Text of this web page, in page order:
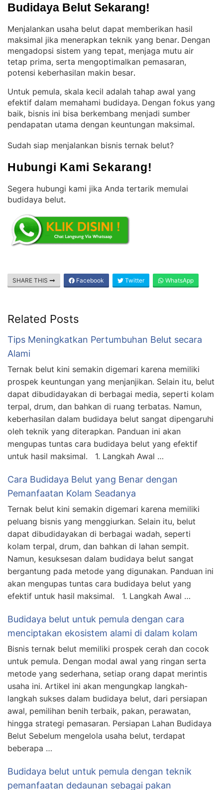
Budidaya Belut Sekarang!
Menjalankan usaha belut dapat memberikan hasil
maksimal jika menerapkan teknik yang benar. Dengan
mengadopsi sistem yang tepat, menjaga mutu air
tetap prima, serta mengoptimalkan pemasaran,
potensi keberhasilan makin besar.
Untuk pemula, skala kecil adalah tahap awal yang
efektif dalam memahami budidaya. Dengan fokus yang
baik, bisnis ini bisa berkembang menjadi sumber
pendapatan utama dengan keuntungan maksimal.
Sudah siap menjalankan bisnis ternak belut?
Hubungi Kami Sekarang!
Segera hubungi kami jika Anda tertarik memulai
budidaya belut.
SHARE THIS Facebook Twitter WhatsApp
Related Posts
Tips Meningkatkan Pertumbuhan Belut secara
Alami
Ternak belut kini semakin digemari karena memiliki
prospek keuntungan yang menjanjikan. Selain itu, belut
dapat dibudidayakan di berbagai media, seperti kolam
terpal, drum, dan bahkan di ruang terbatas. Namun,
keberhasilan dalam budidaya belut sangat dipengaruhi
oleh teknik yang diterapkan. Panduan ini akan
mengupas tuntas cara budidaya belut yang efektif
untuk hasil maksimal. 1. Langkah Awal …
Cara Budidaya Belut yang Benar dengan
Pemanfaatan Kolam Seadanya
Ternak belut kini semakin digemari karena memiliki
peluang bisnis yang menggiurkan. Selain itu, belut
dapat dibudidayakan di berbagai wadah, seperti
kolam terpal, drum, dan bahkan di lahan sempit.
Namun, kesuksesan dalam budidaya belut sangat
bergantung pada metode yang digunakan. Panduan ini
akan mengupas tuntas cara budidaya belut yang
efektif untuk hasil maksimal. 1. Langkah Awal …
Budidaya belut untuk pemula dengan cara
menciptakan ekosistem alami di dalam kolam
Bisnis ternak belut memiliki prospek cerah dan cocok
untuk pemula. Dengan modal awal yang ringan serta
metode yang sederhana, setiap orang dapat merintis
usaha ini. Artikel ini akan mengungkap langkah-
langkah sukses dalam budidaya belut, dari persiapan
awal, pemilihan benih terbaik, pakan, perawatan,
hingga strategi pemasaran. Persiapan Lahan Budidaya
Belut Sebelum mengelola usaha belut, terdapat
beberapa …
Budidaya belut untuk pemula dengan teknik
pemanfaatan dedaunan sebagai pakan